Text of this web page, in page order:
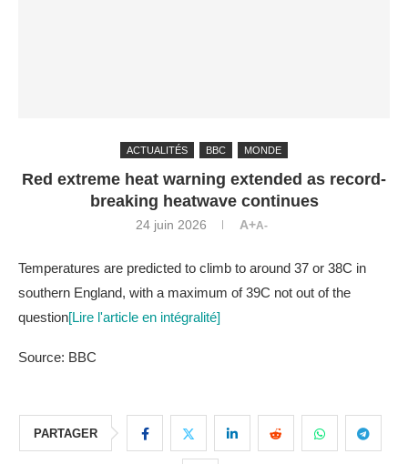
ACTUALITÉS BBC MONDE
Red extreme heat warning extended as record-
breaking heatwave continues
24 juin 2026 A+A-
Temperatures are predicted to climb to around 37 or 38C in
southern England, with a maximum of 39C not out of the
question[Lire l'article en intégralité]
Source: BBC
PARTAGER